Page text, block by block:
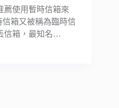
薦使用暫時信箱來
信箱又被稱為臨時信
信箱，最知名…